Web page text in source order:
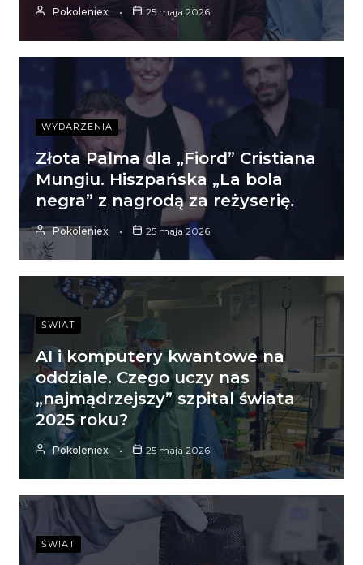
Pokoleniex 25 maja 2026
WYDARZENIA
Złota Palma dla „Fiord” Cristiana
Mungiu. Hiszpańska „La bola
negra” z nagrodą za reżyserię.
Pokoleniex 25 maja 2026
ŚWIAT
AI i komputery kwantowe na
oddziale. Czego uczy nas
„najmądrzejszy” szpital świata
2025 roku?
Pokoleniex 25 maja 2026
ŚWIAT